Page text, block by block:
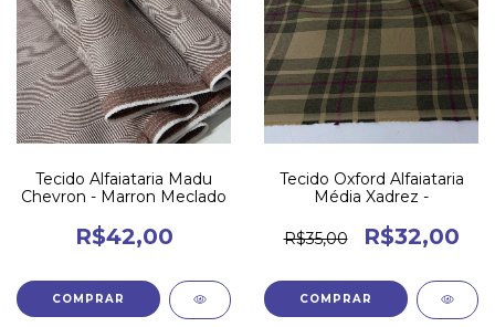
Tecido Alfaiataria Madu
Chevron - Marron Meclado
R$42,00
Tecido Oxford Alfaiataria
Média Xadrez -
R$35,00 R$32,00